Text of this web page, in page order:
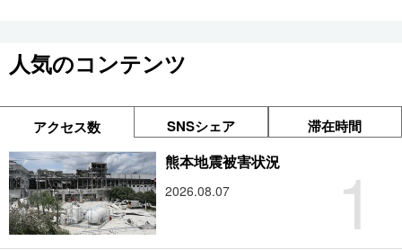
人気のコンテンツ
アクセス数 SNSシェア 滞在時間
1
熊本地震被害状況
2026.08.07